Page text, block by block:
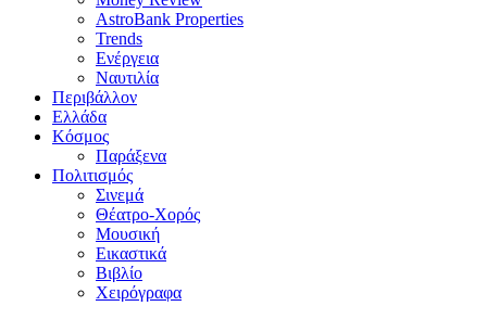
AstroBank Properties
Trends
Ενέργεια
Ναυτιλία
Περιβάλλον
Ελλάδα
Κόσμος
Παράξενα
Πολιτισμός
Σινεμά
Θέατρο-Χορός
Μουσική
Εικαστικά
Βιβλίο
Χειρόγραφα